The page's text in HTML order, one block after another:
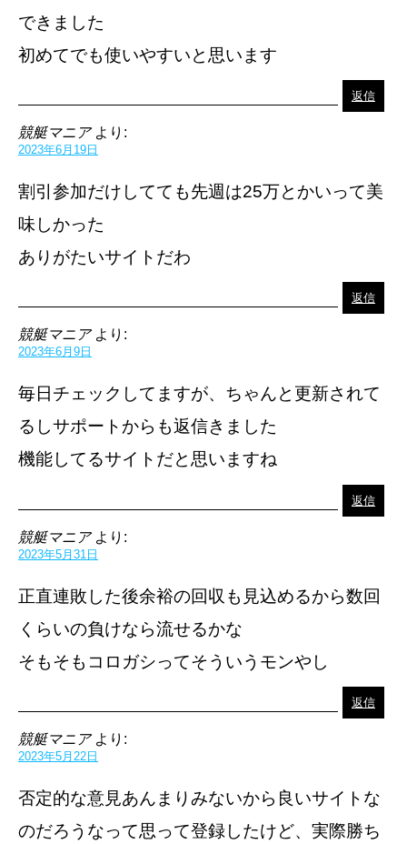
できました
初めてでも使いやすいと思います
返信
競艇マニア より:
2023年6月19日
割引参加だけしてても先週は25万とかいって美
味しかった
ありがたいサイトだわ
返信
競艇マニア より:
2023年6月9日
毎日チェックしてますが、ちゃんと更新されて
るしサポートからも返信きました
機能してるサイトだと思いますね
返信
競艇マニア より:
2023年5月31日
正直連敗した後余裕の回収も見込めるから数回
くらいの負けなら流せるかな
そもそもコロガシってそういうモンやし
返信
競艇マニア より:
2023年5月22日
否定的な意見あんまりみないから良いサイトな
のだろうなって思って登録したけど、実際勝ち